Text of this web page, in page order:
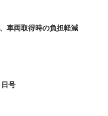
車両取得時の負担軽減
号